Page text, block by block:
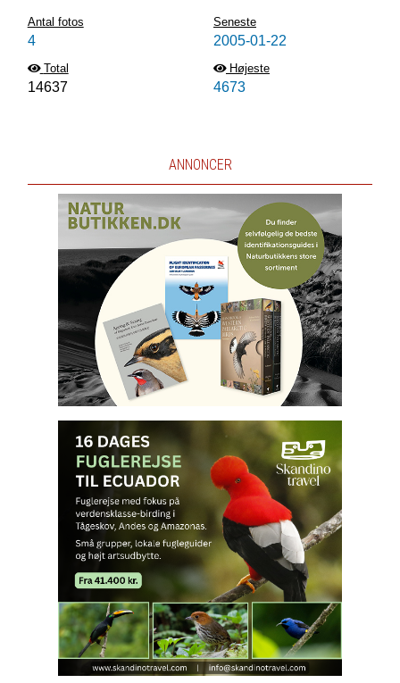
Antal fotos
4
Seneste
2005-01-22
Total
14637
Højeste
4673
ANNONCER